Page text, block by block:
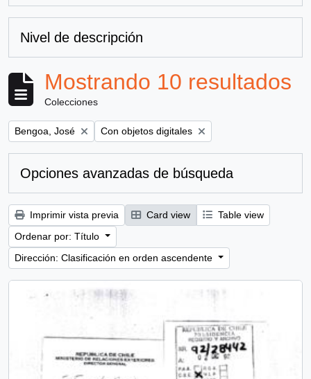
Nivel de descripción
Mostrando 10 resultados
Colecciones
Remove filter:
Bengoa, José Remove filter:
Con objetos digitales
Opciones avanzadas de búsqueda
Imprimir vista previa Card view
Table view
Ordenar por: Título
Dirección: Clasificación en orden ascendente